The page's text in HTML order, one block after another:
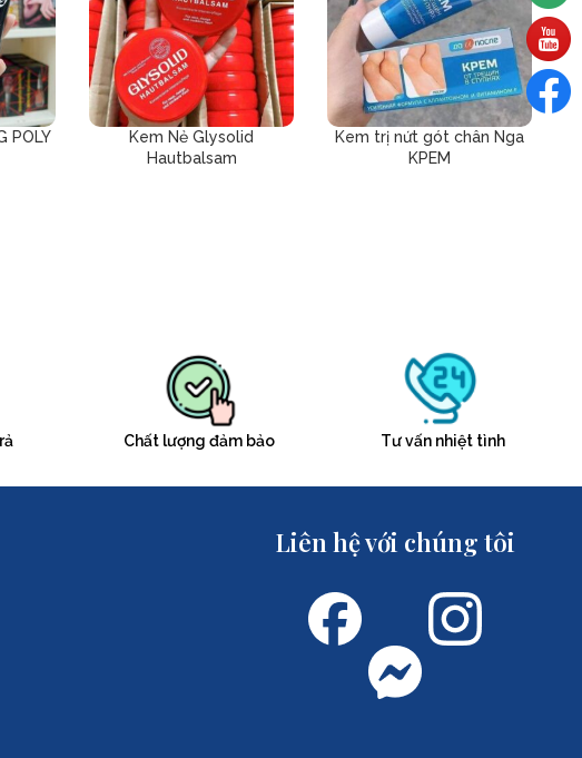
POLY
Kem Nẻ Glysolid
Hautbalsam
Kem trị nứt gót chân Nga
KPEM
Chất lượng đảm bảo Tư vấn nhiệt tình
Liên hệ với chúng tôi